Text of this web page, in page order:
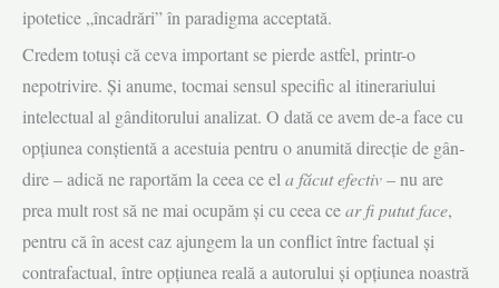
ipotetice „încadrări” în paradigma acceptată.
Credem totuși că ceva important se pierde astfel, printr-o
nepotrivire. Și anu­me, tocmai sensul specific al itinerariului
intelectual al gânditorului analizat. O dată ce avem de-a face cu
opțiunea conștientă a acestuia pentru o anumită direcție de gân­
dire – adică ne raportăm la ceea ce el a făcut efectiv– nu are
prea mult rost să ne mai ocu­păm și cu ceea cear fi putut face,
pentru că în acest caz ajungem la un con­flict între factual și
contrafactual, între opțiunea reală a autorului și opțiunea noastră